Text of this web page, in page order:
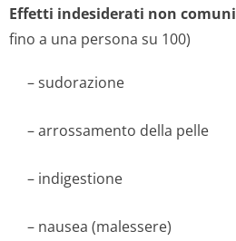
Effetti indesiderati non comuni
fino a una persona su 100)
– sudorazione
– arrossamento della pelle
– indigestione
– nausea (malessere)